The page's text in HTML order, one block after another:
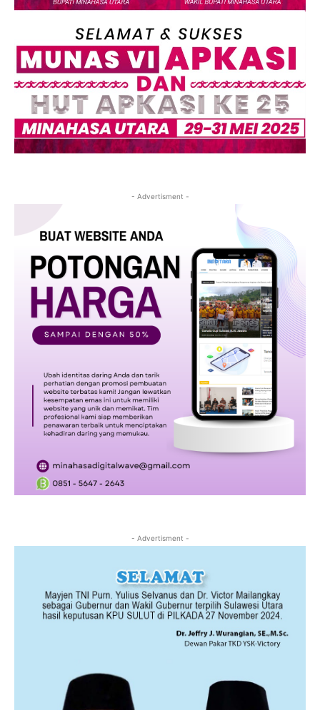
- Advertisment -
- Advertisment -